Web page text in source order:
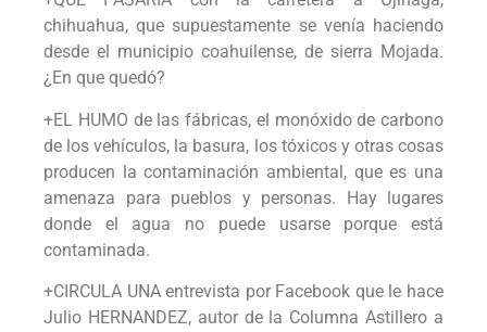
chihuahua, que supuestamente se venía haciendo
desde el municipio coahuilense, de sierra Mojada.
¿En que quedó?
+EL HUMO de las fábricas, el monóxido de carbono
de los vehículos, la basura, los tóxicos y otras cosas
producen la contaminación ambiental, que es una
amenaza para pueblos y personas. Hay lugares
donde el agua no puede usarse porque está
contaminada.
+CIRCULA UNA entrevista por Facebook que le hace
Julio HERNANDEZ, autor de la Columna Astillero a